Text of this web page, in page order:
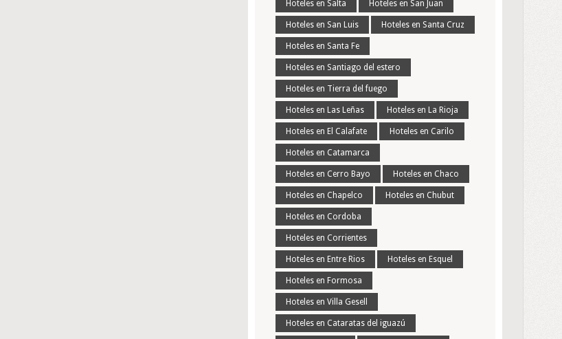
Hoteles en Salta Hoteles en San Juan
Hoteles en San Luis Hoteles en Santa Cruz
Hoteles en Santa Fe
Hoteles en Santiago del estero
Hoteles en Tierra del fuego
Hoteles en Las Leñas Hoteles en La Rioja
Hoteles en El Calafate Hoteles en Carilo
Hoteles en Catamarca
Hoteles en Cerro Bayo Hoteles en Chaco
Hoteles en Chapelco Hoteles en Chubut
Hoteles en Cordoba
Hoteles en Corrientes
Hoteles en Entre Rios Hoteles en Esquel
Hoteles en Formosa
Hoteles en Villa Gesell
Hoteles en Cataratas del iguazú